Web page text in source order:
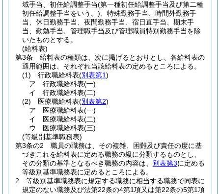
域手当、初任給調整手当(第一種初任給調整手当及び第二種
初任給調整手当をいう。) 、特殊勤務手当、時間外勤務手
当、休日勤務手当、夜間勤務手当、宿日直手当、期末手
当、勤勉手当、管理職手当及び管理職員特別勤務手当を除
いたものとする。
(給料表)
第3条
給料表の種類は、次に掲げるとおりとし、各給料表の
適用範囲は、それぞれ当該給料表の定めるところによる。
(1)
行政職給料表(別表第1)
ア
行政職給料表(一)
イ
行政職給料表(二)
(2)
医療職給料表(別表第2)
ア
医療職給料表(一)
イ
医療職給料表(二)
ウ
医療職給料表(三)
(等級別基準職務表)
第3条の2
職員の職務は、その複雑、困難及び責任の度に基
づきこれを給料表に定める職務の級に分類するものとし、
その分類の基準となるべき職務の内容は、 別表第3に定める
等級別基準職務表に定めるところによる。
2
等級別基準職務表に規定する職務に相当する職務で同表に
規定のない職務及び法第22条の4第1項又は第22条の5第1項